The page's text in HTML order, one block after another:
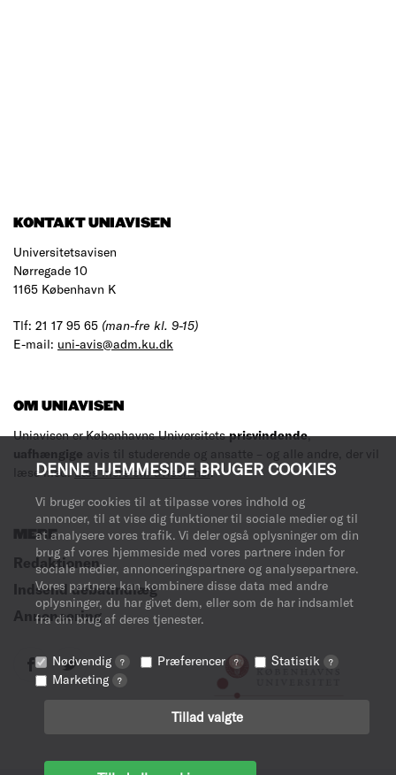
DENNE HJEMMESIDE BRUGER COOKIES
Vi bruger cookies til at tilpasse vores indhold og
annoncer, til at vise dig funktioner til sociale medier og til
at analysere vores trafik. Vi deler også oplysninger om din
brug af vores hjemmeside med vores partnere inden for
sociale medier, annonceringspartnere og analysepartnere.
Vores partnere kan kombinere disse data med andre
oplysninger, du har givet dem, eller som de har indsamlet
fra din brug af deres tjenester.
Nødvendig ? Præferencer ? Statistik ?
Marketing ?
Tillad valgte
KONTAKT UNIAVISEN
Universitetsavisen
Nørregade 10
1165 København K
Tlf: 21 17 95 65 (man-fre kl. 9-15)
E-mail: uni-avis@adm.ku.dk
OM UNIAVISEN
Uniavisen er Københavns Universitetsprisvindende,
uafhængige avis til studerende og ansatte – og alle andre, der vil
læse med.Læs mere om avisen her.
MERE
Redaktionen
Indsend debatindlæg
Annoncering